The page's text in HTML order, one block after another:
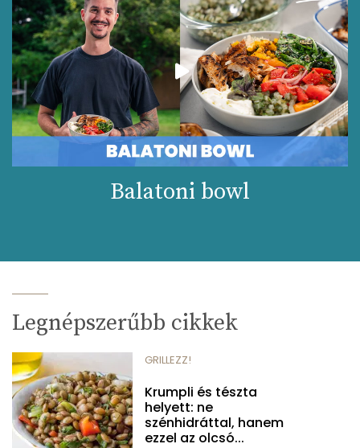
Balatoni bowl
Legnépszerűbb cikkek
GRILLEZZ!
Krumpli és tészta
helyett: ne
szénhidráttal, hanem
ezzel az olcsó...